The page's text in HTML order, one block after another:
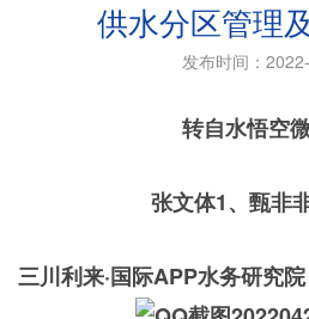
供水分区管理
发布时间：
转自水悟空
张文体1、甄非
(1
三川利来·国际APP水务研究